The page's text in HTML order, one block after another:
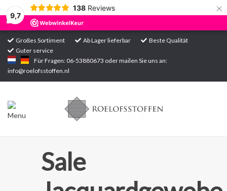
9,7
138 Reviews ×
Großes Sortiment Ab Lager lieferbar
Beste Qualität
Guter service
Für Fragen: 06-53880673 oder mailen Sie uns an:
info@roelofsstoffen.nl
Startseite
Sortiment
Sale